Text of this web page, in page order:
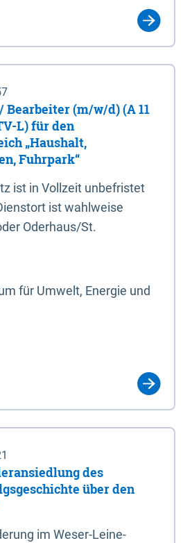
(m/w/d) (A 11
L) für den
„Haushalt,
Fuhrpark“
ist in Vollzeit unbefristet
ist wahlweise
Oderhaus/St.
für Umwelt, Energie und
des
über den
im Weser-Leine-